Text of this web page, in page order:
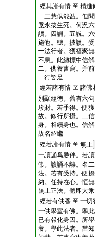
經其諸有情 至 精進
一三慧倶能益。但
竟永拔生死。何況
讀。四誦。五説。
施他。聽。披讀。
十法行者。獲福聚
不息。此總標中信
二。供養書寫。并
十行皆足
經若諸有情 至 諸佛
別顯經徳。舊有六
珍財。若手得。便
故。修行所攝。二
身。相續身也。信
故名紹繼
經若諸有情 至 無上
一讀誦爲勝伴。若
佛。讀誦不離。名
法。若有受持。便
納。任持在心。恒
無上正法。體即大
經若有供養 至 一切
一供學室有佛。學
已有報化身因。所
養。學此法者。當